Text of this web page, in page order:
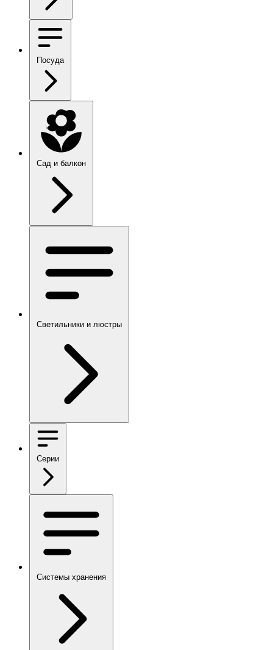
Посуда
Сад и балкон
Светильники и люстры
Серии
Системы хранения